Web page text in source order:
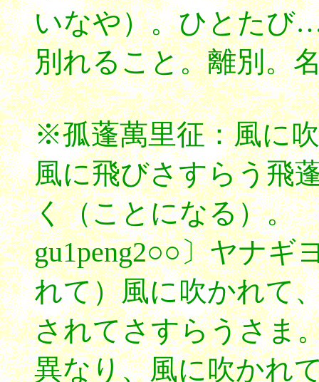
いなや）。ひとた
別れること。離別。
※孤蓬萬里征：風に
風に飛びさすらう飛
く（ことになる）。
gu1peng2○○〕ヤナギ
れて）風に吹かれて
されてさすらうさま
異なり、風に吹かれ